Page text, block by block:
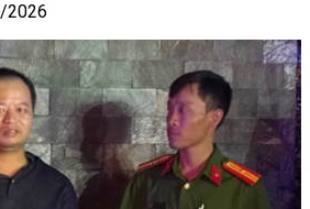
2026